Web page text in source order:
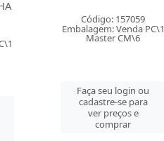
Código: 157408
Embalagem: Venda PC\1
Master CM\4
Faça seu login ou
cadastre-se para
ver preços e
comprar